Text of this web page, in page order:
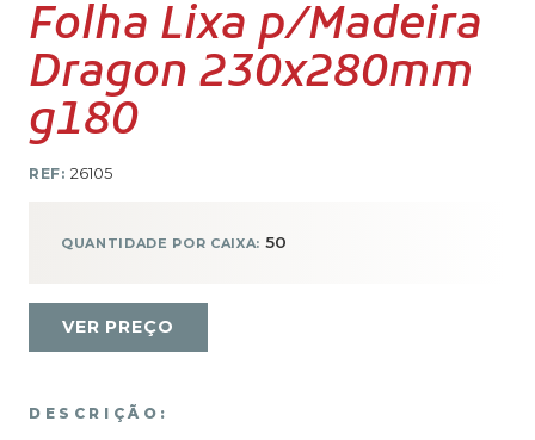
Folha Lixa p/Madeira
Dragon 230x280mm
g180
REF: 26105
QUANTIDADE POR CAIXA: 50
VER PREÇO
DESCRIÇÃO: